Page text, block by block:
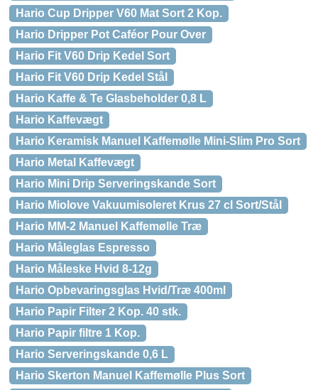
Hario Cup Dripper V60 Mat Sort 2 Kop.
Hario Dripper Pot Caféor Pour Over
Hario Fit V60 Drip Kedel Sort
Hario Fit V60 Drip Kedel Stål
Hario Kaffe & Te Glasbeholder 0,8 L
Hario Kaffevægt
Hario Keramisk Manuel Kaffemølle Mini-Slim Pro Sort
Hario Metal Kaffevægt
Hario Mini Drip Serveringskande Sort
Hario Miolove Vakuumisoleret Krus 27 cl Sort/Stål
Hario MM-2 Manuel Kaffemølle Træ
Hario Måleglas Espresso
Hario Måleske Hvid 8-12g
Hario Opbevaringsglas Hvid/Træ 400ml
Hario Papir Filter 2 Kop. 40 stk.
Hario Papir filtre 1 Kop.
Hario Serveringskande 0,6 L
Hario Skerton Manuel Kaffemølle Plus Sort